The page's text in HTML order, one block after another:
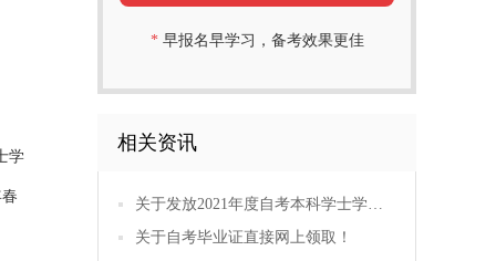
学
* 早报名早学习，备考效果更佳
相关资讯
关于发放2021年度自考本科学士学位证书的通知
关于自考毕业证直接网上领取！